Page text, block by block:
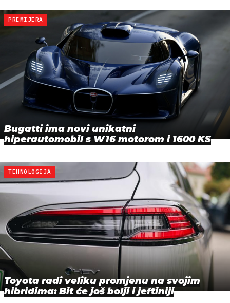
PREMIJERA
Bugatti ima novi unikatni
hiperautomobil s W16 motorom i 1600 KS
TEHNOLOGIJA
Toyota radi veliku promjenu na svojim
hibridima: Bit će još bolji i jeftiniji